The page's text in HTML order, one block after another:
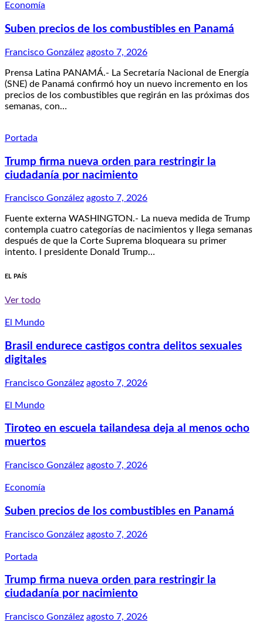
Economía
Suben precios de los combustibles en Panamá
Francisco González agosto 7, 2026
Prensa Latina PANAMÁ.- La Secretaría Nacional de Energía
(SNE) de Panamá confirmó hoy un nuevo incremento en los
precios de los combustibles que regirán en las próximas dos
semanas, con…
Portada
Trump firma nueva orden para restringir la
ciudadanía por nacimiento
Francisco González agosto 7, 2026
Fuente externa WASHINGTON.- La nueva medida de Trump
contempla cuatro categorías de nacimientos y llega semanas
después de que la Corte Suprema bloqueara su primer
intento. l presidente Donald Trump…
EL PAÍS
Ver todo
El Mundo
Brasil endurece castigos contra delitos sexuales
digitales
Francisco González agosto 7, 2026
El Mundo
Tiroteo en escuela tailandesa deja al menos ocho
muertos
Francisco González agosto 7, 2026
Economía
Suben precios de los combustibles en Panamá
Francisco González agosto 7, 2026
Portada
Trump firma nueva orden para restringir la
ciudadanía por nacimiento
Francisco González agosto 7, 2026